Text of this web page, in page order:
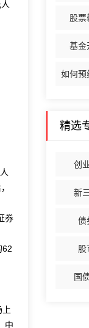
券
62
上
中
股票
基金
如何预
精选
创
新
债
股
国